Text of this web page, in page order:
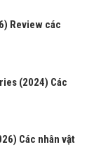
Review các
(2024) Các
Các nhân vật